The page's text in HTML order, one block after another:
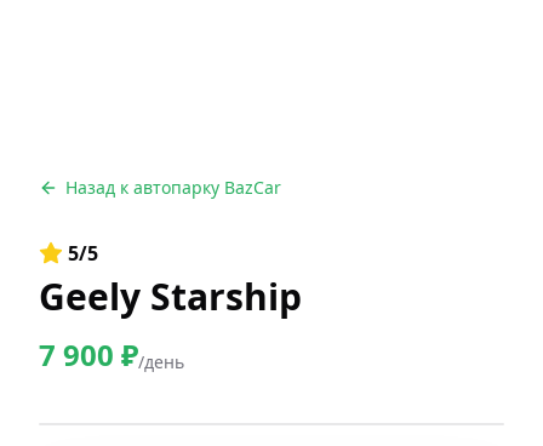
Назад к автопарку BazCar
5/5
Geely Starship
7 900 ₽/день